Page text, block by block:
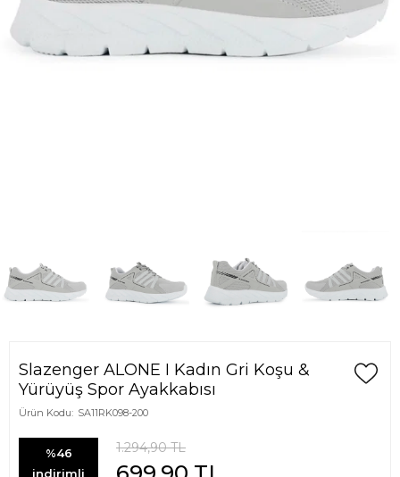
Slazenger ALONE I Kadın Gri Koşu &
Yürüyüş Spor Ayakkabısı
Ürün Kodu: SA11RK098-200
%46
indirimli
1.294,90TL